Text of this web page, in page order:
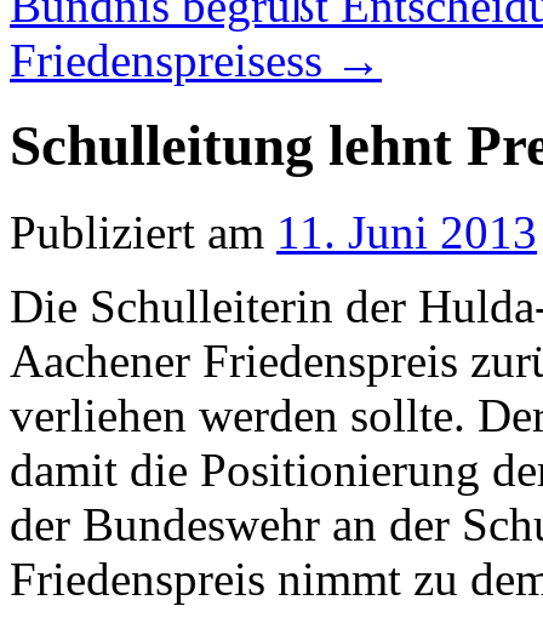
Friedenspreisess →
Schulleitung lehnt
Publiziert am 11. Juni 2013
Die Schulleiterin der
Aachener Friedenspreis
verliehen werden sollte.
damit die Positionierung
der Bundeswehr an der
Friedenspreis nimmt zu